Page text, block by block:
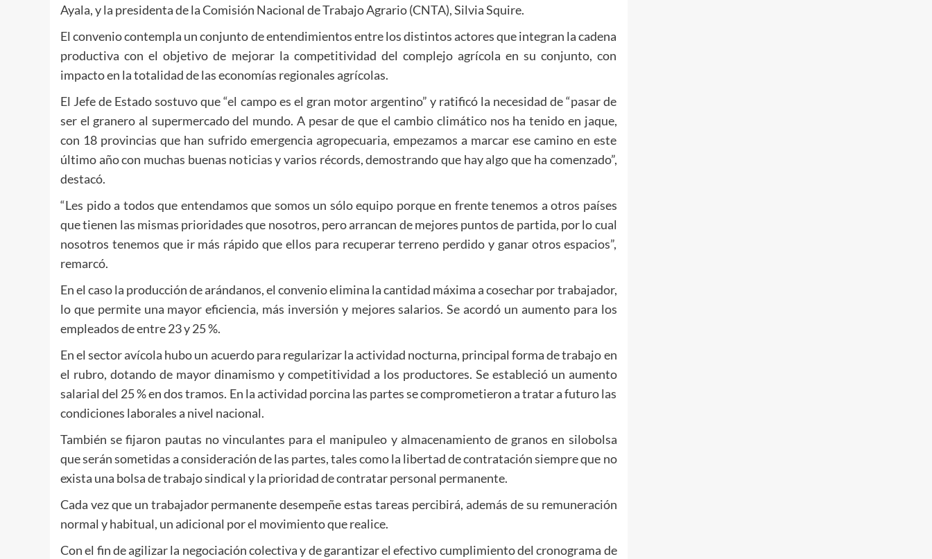
Ayala, y la presidenta de la Comisión Nacional de Trabajo Agrario (CNTA), Silvia Squire.
El convenio contempla un conjunto de entendimientos entre los distintos actores que integran la cadena
productiva con el objetivo de mejorar la competitividad del complejo agrícola en su conjunto, con
impacto en la totalidad de las economías regionales agrícolas.
El Jefe de Estado sostuvo que “el campo es el gran motor argentino” y ratificó la necesidad de “pasar de
ser el granero al supermercado del mundo. A pesar de que el cambio climático nos ha tenido en jaque,
con 18 provincias que han sufrido emergencia agropecuaria, empezamos a marcar ese camino en este
último año con muchas buenas noticias y varios récords, demostrando que hay algo que ha comenzado”,
destacó.
“Les pido a todos que entendamos que somos un sólo equipo porque en frente tenemos a otros países
que tienen las mismas prioridades que nosotros, pero arrancan de mejores puntos de partida, por lo cual
nosotros tenemos que ir más rápido que ellos para recuperar terreno perdido y ganar otros espacios”,
remarcó.
En el caso la producción de arándanos, el convenio elimina la cantidad máxima a cosechar por trabajador,
lo que permite una mayor eficiencia, más inversión y mejores salarios. Se acordó un aumento para los
empleados de entre 23 y 25 %.
En el sector avícola hubo un acuerdo para regularizar la actividad nocturna, principal forma de trabajo en
el rubro, dotando de mayor dinamismo y competitividad a los productores. Se estableció un aumento
salarial del 25 % en dos tramos. En la actividad porcina las partes se comprometieron a tratar a futuro las
condiciones laborales a nivel nacional.
También se fijaron pautas no vinculantes para el manipuleo y almacenamiento de granos en silobolsa
que serán sometidas a consideración de las partes, tales como la libertad de contratación siempre que no
exista una bolsa de trabajo sindical y la prioridad de contratar personal permanente.
Cada vez que un trabajador permanente desempeñe estas tareas percibirá, además de su remuneración
normal y habitual, un adicional por el movimiento que realice.
Con el fin de agilizar la negociación colectiva y de garantizar el efectivo cumplimiento del cronograma de